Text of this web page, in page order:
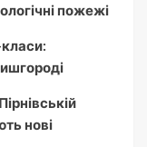
пожежі
нові